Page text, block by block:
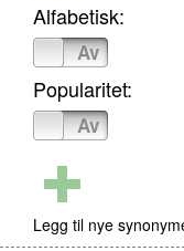
Alfabetisk:
Av
Popularitet:
Av
Legg til nye